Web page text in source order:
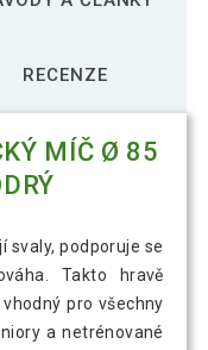
RECENZE
MÍČ Ø 85
svaly, podporuje se
Takto hravě
pro všechny
a netrénované